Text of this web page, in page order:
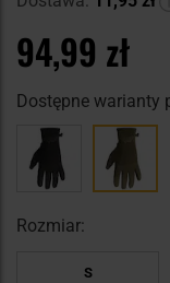
94,99 zł
Dostępne warianty
Rozmiar:
S